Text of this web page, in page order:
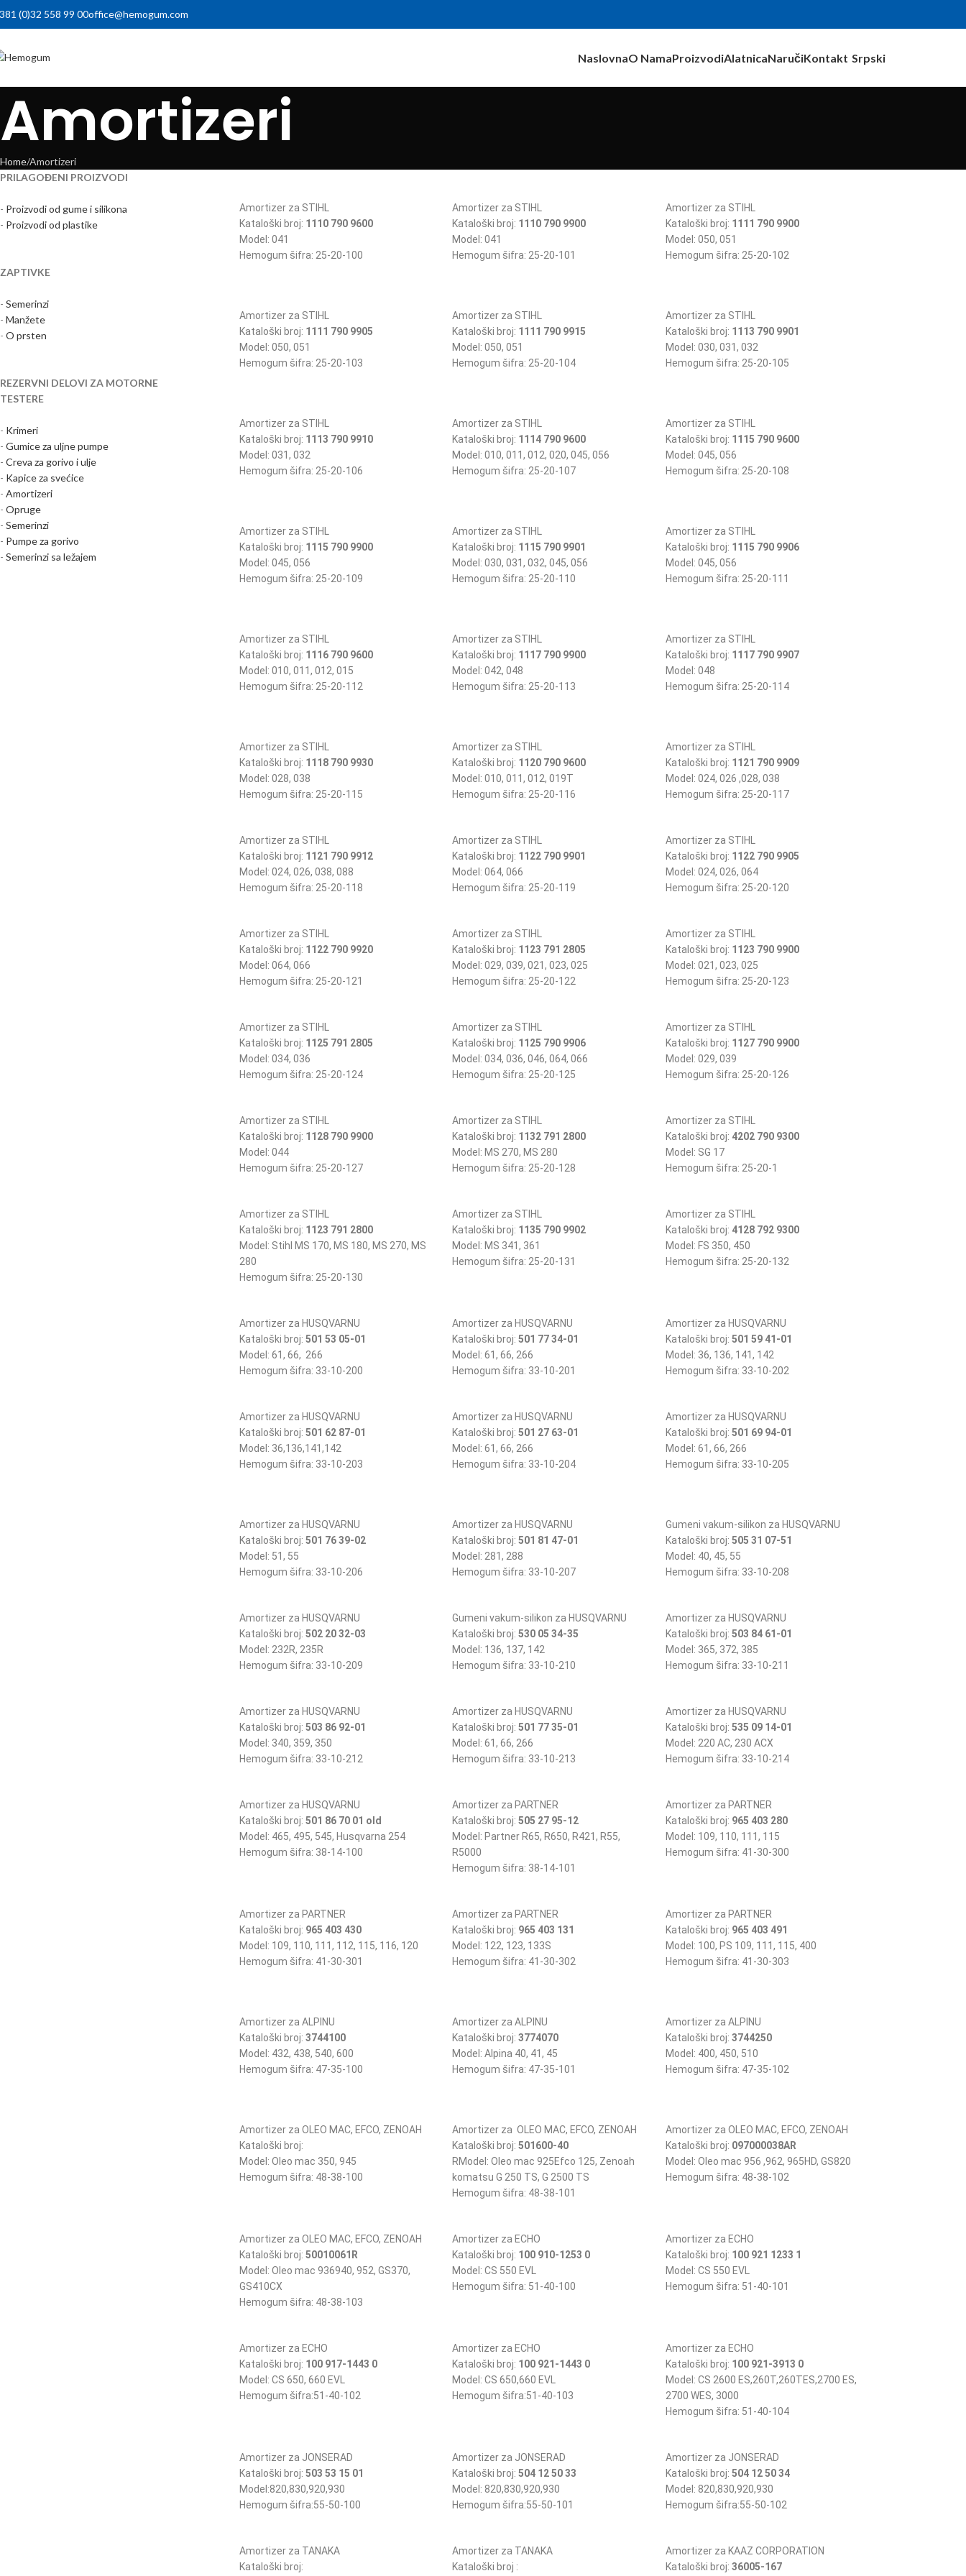
(0)32 558 99 00office@hemogum.com
NaslovnaO NamaProizvodiAlatnicaNaručiKontakt Srpski
Amortizeri
Home Amortizeri
PRILAGOĐENI PROIZVODI
- Proizvodi od gume i silikona
- Proizvodi od plastike
ZAPTIVKE
- Semerinzi
- Manžete
- O prsten
REZERVNI DELOVI ZA MOTORNE
TESTERE
- Krimeri
- Gumice za uljne pumpe
- Creva za gorivo i ulje
- Kapice za svećice
- Amortizeri
- Opruge
- Semerinzi
- Pumpe za gorivo
- Semerinzi sa ležajem
Amortizer za STIHL
Kataloški broj: 1110 790 9600
Model: 041
Hemogum šifra: 25-20-100
Amortizer za STIHL
Kataloški broj: 1110 790 9900
Model: 041
Hemogum šifra: 25-20-101
Amortizer za STIHL
Kataloški broj: 1111 790 9900
Model: 050, 051
Hemogum šifra: 25-20-102
Amortizer za STIHL
Kataloški broj: 1111 790 9905
Model: 050, 051
Hemogum šifra: 25-20-103
Amortizer za STIHL
Kataloški broj: 1111 790 9915
Model: 050, 051
Hemogum šifra: 25-20-104
Amortizer za STIHL
Kataloški broj: 1113 790 9901
Model: 030, 031, 032
Hemogum šifra: 25-20-105
Amortizer za STIHL
Kataloški broj: 1113 790 9910
Model: 031, 032
Hemogum šifra: 25-20-106
Amortizer za STIHL
Kataloški broj: 1114 790 9600
Model: 010, 011, 012, 020, 045, 056
Hemogum šifra: 25-20-107
Amortizer za STIHL
Kataloški broj: 1115 790 9600
Model: 045, 056
Hemogum šifra: 25-20-108
Amortizer za STIHL
Kataloški broj: 1115 790 9900
Model: 045, 056
Hemogum šifra: 25-20-109
Amortizer za STIHL
Kataloški broj: 1115 790 9901
Model: 030, 031, 032, 045, 056
Hemogum šifra: 25-20-110
Amortizer za STIHL
Kataloški broj: 1115 790 9906
Model: 045, 056
Hemogum šifra: 25-20-111
Amortizer za STIHL
Kataloški broj: 1116 790 9600
Model: 010, 011, 012, 015
Hemogum šifra: 25-20-112
Amortizer za STIHL
Kataloški broj: 1117 790 9900
Model: 042, 048
Hemogum šifra: 25-20-113
Amortizer za STIHL
Kataloški broj: 1117 790 9907
Model: 048
Hemogum šifra: 25-20-114
Amortizer za STIHL
Kataloški broj: 1118 790 9930
Model: 028, 038
Hemogum šifra: 25-20-115
Amortizer za STIHL
Kataloški broj: 1120 790 9600
Model: 010, 011, 012, 019T
Hemogum šifra: 25-20-116
Amortizer za STIHL
Kataloški broj: 1121 790 9909
Model: 024, 026 ,028, 038
Hemogum šifra: 25-20-117
Amortizer za STIHL
Kataloški broj: 1121 790 9912
Model: 024, 026, 038, 088
Hemogum šifra: 25-20-118
Amortizer za STIHL
Kataloški broj: 1122 790 9901
Model: 064, 066
Hemogum šifra: 25-20-119
Amortizer za STIHL
Kataloški broj: 1122 790 9905
Model: 024, 026, 064
Hemogum šifra: 25-20-120
Amortizer za STIHL
Kataloški broj: 1122 790 9920
Model: 064, 066
Hemogum šifra: 25-20-121
Amortizer za STIHL
Kataloški broj: 1123 791 2805
Model: 029, 039, 021, 023, 025
Hemogum šifra: 25-20-122
Amortizer za STIHL
Kataloški broj: 1123 790 9900
Model: 021, 023, 025
Hemogum šifra: 25-20-123
Amortizer za STIHL
Kataloški broj: 1125 791 2805
Model: 034, 036
Hemogum šifra: 25-20-124
Amortizer za STIHL
Kataloški broj: 1125 790 9906
Model: 034, 036, 046, 064, 066
Hemogum šifra: 25-20-125
Amortizer za STIHL
Kataloški broj: 1127 790 9900
Model: 029, 039
Hemogum šifra: 25-20-126
Amortizer za STIHL
Kataloški broj: 1128 790 9900
Model: 044
Hemogum šifra: 25-20-127
Amortizer za STIHL
Kataloški broj: 1132 791 2800
Model: MS 270, MS 280
Hemogum šifra: 25-20-128
Amortizer za STIHL
Kataloški broj: 4202 790 9300
Model: SG 17
Hemogum šifra: 25-20-1
Amortizer za STIHL
Kataloški broj: 1123 791 2800
Model: Stihl MS 170, MS 180, MS 270, MS
280
Hemogum šifra: 25-20-130
Amortizer za STIHL
Kataloški broj: 1135 790 9902
Model: MS 341, 361
Hemogum šifra: 25-20-131
Amortizer za STIHL
Kataloški broj: 4128 792 9300
Model: FS 350, 450
Hemogum šifra: 25-20-132
Amortizer za HUSQVARNU
Kataloški broj: 501 53 05-01
Model: 61, 66, 266
Hemogum šifra: 33-10-200
Amortizer za HUSQVARNU
Kataloški broj:501 77 34-01
Model: 61, 66, 266
Hemogum šifra: 33-10-201
Amortizer za HUSQVARNU
Kataloški broj: 501 59 41-01
Model: 36, 136, 141, 142
Hemogum šifra: 33-10-202
Amortizer za HUSQVARNU
Kataloški broj: 501 62 87-01
Model: 36,136,141,142
Hemogum šifra: 33-10-203
Amortizer za HUSQVARNU
Kataloški broj:501 27 63-01
Model: 61, 66, 266
Hemogum šifra: 33-10-204
Amortizer za HUSQVARNU
Kataloški broj: 501 69 94-01
Model: 61, 66, 266
Hemogum šifra: 33-10-205
Amortizer za HUSQVARNU
Kataloški broj: 501 76 39-02
Model: 51, 55
Hemogum šifra: 33-10-206
Amortizer za HUSQVARNU
Kataloški broj: 501 81 47-01
Model: 281, 288
Hemogum šifra: 33-10-207
Gumeni vakum-silikon za HUSQVARNU
Kataloški broj: 505 31 07-51
Model: 40, 45, 55
Hemogum šifra: 33-10-208
Amortizer za HUSQVARNU
Kataloški broj: 502 20 32-03
Model: 232R, 235R
Hemogum šifra: 33-10-209
Gumeni vakum-silikon za HUSQVARNU
Kataloški broj:530 05 34-35
Model: 136, 137, 142
Hemogum šifra: 33-10-210
Amortizer za HUSQVARNU
Kataloški broj: 503 84 61-01
Model: 365, 372, 385
Hemogum šifra: 33-10-211
Amortizer za HUSQVARNU
Kataloški broj: 503 86 92-01
Model: 340, 359, 350
Hemogum šifra: 33-10-212
Amortizer za HUSQVARNU
Kataloški broj:501 77 35-01
Model: 61, 66, 266
Hemogum šifra: 33-10-213
Amortizer za HUSQVARNU
Kataloški broj: 535 09 14-01
Model: 220 AC, 230 ACX
Hemogum šifra: 33-10-214
Amortizer za HUSQVARNU
Kataloški broj: 501 86 70 01 old
Model: 465, 495, 545, Husqvarna 254
Hemogum šifra: 38-14-100
Amortizer za PARTNER
Kataloški broj:505 27 95-12
Model: Partner R65, R650, R421, R55,
R5000
Hemogum šifra: 38-14-101
Amortizer za PARTNER
Kataloški broj: 965 403 280
Model: 109, 110, 111, 115
Hemogum šifra: 41-30-300
Amortizer za PARTNER
Kataloški broj: 965 403 430
Model: 109, 110, 111, 112, 115, 116, 120
Hemogum šifra: 41-30-301
Amortizer za PARTNER
Kataloški broj: 965 403 131
Model: 122, 123, 133S
Hemogum šifra: 41-30-302
Amortizer za PARTNER
Kataloški broj: 965 403 491
Model: 100, PS 109, 111, 115, 400
Hemogum šifra: 41-30-303
Amortizer za ALPINU
Kataloški broj: 3744100
Model: 432, 438, 540, 600
Hemogum šifra: 47-35-100
Amortizer za ALPINU
Kataloški broj:3774070
Model: Alpina 40, 41, 45
Hemogum šifra: 47-35-101
Amortizer za ALPINU
Kataloški broj: 3744250
Model: 400, 450, 510
Hemogum šifra: 47-35-102
Amortizer za OLEO MAC, EFCO, ZENOAH
Kataloški broj:
Model: Oleo mac 350, 945
Hemogum šifra: 48-38-100
Amortizer za OLEO MAC, EFCO, ZENOAH
Kataloški broj:501600-40
RModel: Oleo mac 925Efco 125, Zenoah
komatsu G 250 TS, G 2500 TS
Hemogum šifra: 48-38-101
Amortizer za OLEO MAC, EFCO, ZENOAH
Kataloški broj: 097000038AR
Model: Oleo mac 956 ,962, 965HD, GS820
Hemogum šifra: 48-38-102
Amortizer za OLEO MAC, EFCO, ZENOAH
Kataloški broj: 50010061R
Model: Oleo mac 936940, 952, GS370,
GS410CX
Hemogum šifra: 48-38-103
Amortizer za ECHO
Kataloški broj: 100 910-1253 0
Model: CS 550 EVL
Hemogum šifra: 51-40-100
Amortizer za ECHO
Kataloški broj: 100 921 1233 1
Model: CS 550 EVL
Hemogum šifra: 51-40-101
Amortizer za ECHO
Kataloški broj: 100 917-1443 0
Model: CS 650, 660 EVL
Hemogum šifra:51-40-102
Amortizer za ECHO
Kataloški broj: 100 921-1443 0
Model: CS 650,660 EVL
Hemogum šifra:51-40-103
Amortizer za ECHO
Kataloški broj: 100 921-3913 0
Model: CS 2600 ES,260T,260TES,2700 ES,
2700 WES, 3000
Hemogum šifra: 51-40-104
Amortizer za JONSERAD
Kataloški broj: 503 53 15 01
Model:820,830,920,930
Hemogum šifra:55-50-100
Amortizer za JONSERAD
Kataloški broj:504 12 50 33
Model: 820,830,920,930
Hemogum šifra:55-50-101
Amortizer za JONSERAD
Kataloški broj: 504 12 50 34
Model: 820,830,920,930
Hemogum šifra:55-50-102
Amortizer za TANAKA
Kataloški broj:
Amortizer za TANAKA
Kataloški broj :
Amortizer za KAAZ CORPORATION
Kataloški broj: 36005-167